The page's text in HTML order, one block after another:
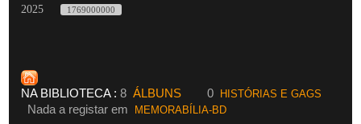
2025
1769000000
NA BIBLIOTECA :8 ÁLBUNS 0 HISTÓRIAS E GAGS
Nada a registar em MEMORABÍLIA-BD